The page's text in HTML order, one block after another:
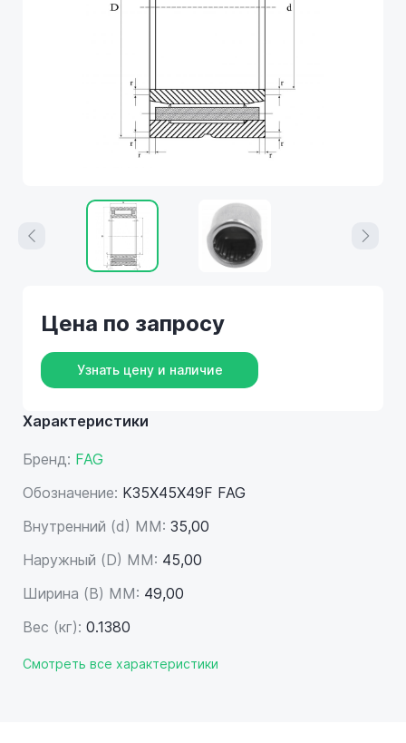
Характеристики
Бренд: FAG
Обозначение: K35X45X49F FAG
Внутренний (d) ММ: 35,00
Наружный (D) ММ: 45,00
Ширина (B) MM: 49,00
Вес (кг): 0.1380
Смотреть все характеристики
Цена по запросу
Узнать цену и наличие